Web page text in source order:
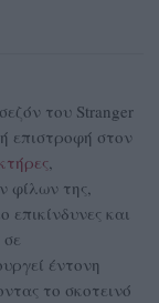
του Stranger
επιστροφή στον
,
φίλων της,
επικίνδυνες και
έντονη
το σκοτεινό